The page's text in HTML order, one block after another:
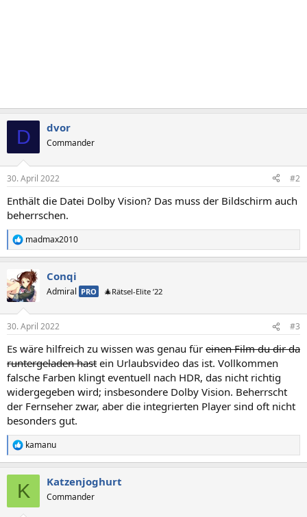
D dvor
Commander
30. April 2022 #2
Enthält die Datei Dolby Vision? Das muss der Bildschirm auch
beherrschen.
R
e
k
t
i
e
:
madmax2010
Conqi
Admiral PRO 🎄Rätsel-Elite ’22
30. April 2022 #3
Es wäre hilfreich zu wissen was genau für einen Film du dir da
runtergeladen hast ein Urlaubsvideo das ist. Vollkommen
falsche Farben klingt eventuell nach HDR, das nicht richtig
widergegeben wird; insbesondere Dolby Vision. Beherrscht
der Fernseher zwar, aber die integrierten Player sind oft nicht
besonders gut.
R
e
kamanu
K Katzenjoghurt
Commander